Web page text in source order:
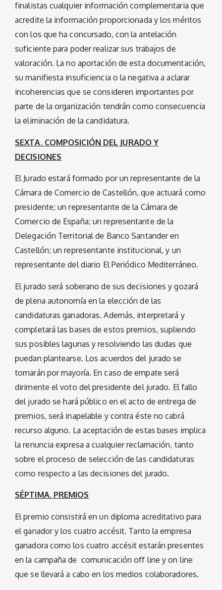
finalistas cualquier información complementaria que
acredite la información proporcionada y los méritos
con los que ha concursado, con la antelación
suficiente para poder realizar sus trabajos de
valoración. La no aportación de esta documentación,
su manifiesta insuficiencia o la negativa a aclarar
incoherencias que se consideren importantes por
parte de la organización tendrán como consecuencia
la eliminación de la candidatura.
SEXTA. COMPOSICIÓN DEL JURADO Y
DECISIONES
El Jurado estará formado por un representante de la
Cámara de Comercio de Castellón, que actuará como
presidente; un representante de la Cámara de
Comercio de España; un representante de la
Delegación Territorial de Banco Santander en
Castellón; un representante institucional, y un
representante del diario El Periódico Mediterráneo.
El jurado será soberano de sus decisiones y gozará
de plena autonomía en la elección de las
candidaturas ganadoras. Además, interpretará y
completará las bases de estos premios, supliendo
sus posibles lagunas y resolviendo las dudas que
puedan plantearse. Los acuerdos del jurado se
tomarán por mayoría. En caso de empate será
dirimente el voto del presidente del jurado. El fallo
del jurado se hará público en el acto de entrega de
premios, será inapelable y contra éste no cabrá
recurso alguno. La aceptación de estas bases implica
la renuncia expresa a cualquier reclamación, tanto
sobre el proceso de selección de las candidaturas
como respecto a las decisiones del jurado.
SÉPTIMA. PREMIOS
El premio consistirá en un diploma acreditativo para
el ganador y los cuatro accésit. Tanto la empresa
ganadora como los cuatro accésit estarán presentes
en la campaña de comunicación off line y on line
que se llevará a cabo en los medios colaboradores.